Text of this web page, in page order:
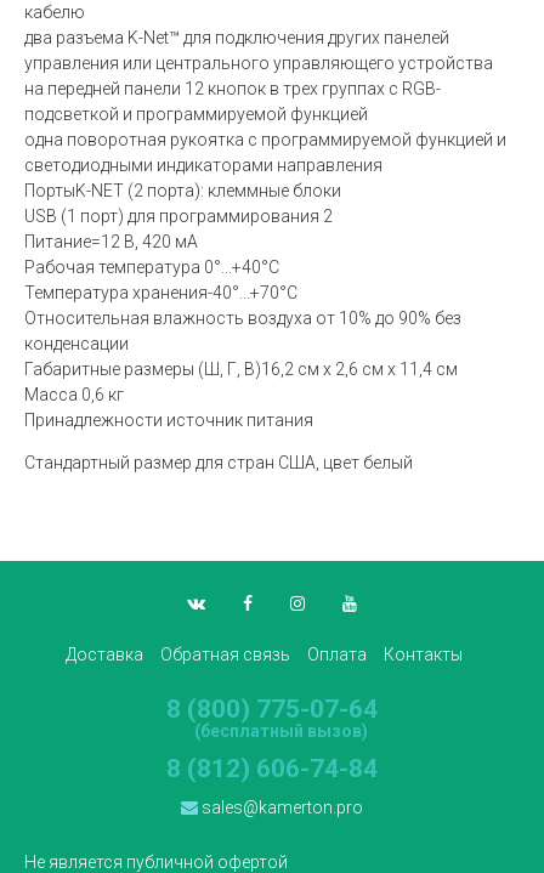
кабелю
два разъема K-Net™ для подключения других панелей
управления или центрального управляющего устройства
на передней панели 12 кнопок в трех группах с RGB-
подсветкой и программируемой функцией
одна поворотная рукоятка с программируемой функцией и
светодиодными индикаторами направления
ПортыK-NET (2 порта): клеммные блоки
USB (1 порт) для программирования 2
Питание=12 В, 420 мА
Рабочая температура 0°...+40°C
Температура хранения-40°...+70°C
Относительная влажность воздуха от 10% до 90% без
конденсации
Габаритные размеры (Ш, Г, В)16,2 см х 2,6 см х 11,4 см
Масса 0,6 кг
Принадлежности источник питания
Стандартный размер для стран США, цвет белый
Доставка Обратная связь Оплата Контакты
8 (800) 775-07-64
(бесплатный вызов)
8 (812) 606-74-84
sales@kamerton.pro
Не является публичной офертой